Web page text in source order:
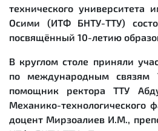
технического университета
Осими (ИТФ БНТУ-ТТУ)
посвящённый 10-летию
В круглом столе приняли
по международным связям
помощник ректора ТТУ
Механико-технологического
доцент Мирзоалиев И.М.,